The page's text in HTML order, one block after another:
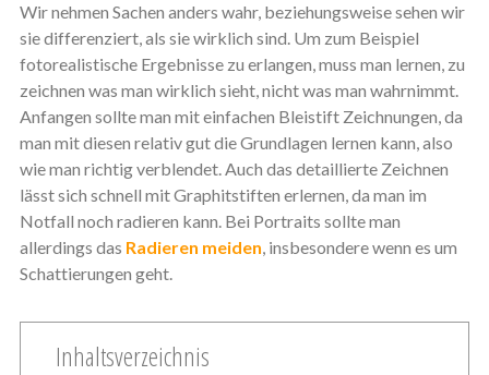
Wir nehmen Sachen anders wahr, beziehungsweise sehen wir
sie differenziert, als sie wirklich sind. Um zum Beispiel
fotorealistische Ergebnisse zu erlangen, muss man lernen, zu
zeichnen was man wirklich sieht, nicht was man wahrnimmt.
Anfangen sollte man mit einfachen Bleistift Zeichnungen, da
man mit diesen relativ gut die Grundlagen lernen kann, also
wie man richtig verblendet. Auch das detaillierte Zeichnen
lässt sich schnell mit Graphitstiften erlernen, da man im
Notfall noch radieren kann. Bei Portraits sollte man
allerdings das Radieren meiden, insbesondere wenn es um
Schattierungen geht.
Inhaltsverzeichnis